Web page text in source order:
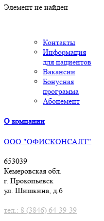
Элемент не найден
Контакты
Информация
для пациентов
Вакансии
Бонусная
программа
Абонемент
О компании
ООО "ОФИСКОНСАЛТ"
653039
Кемеровская обл.
г. Прокопьевск
ул. Шишкина, д.6
тел.: 8 (3846) 64-39-39